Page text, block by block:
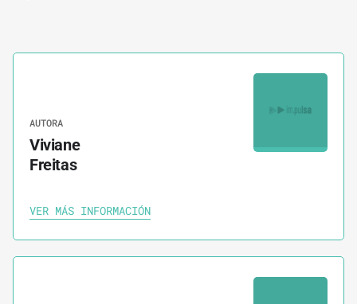
AUTORA
Viviane
Freitas
VER MÁS INFORMACIÓN